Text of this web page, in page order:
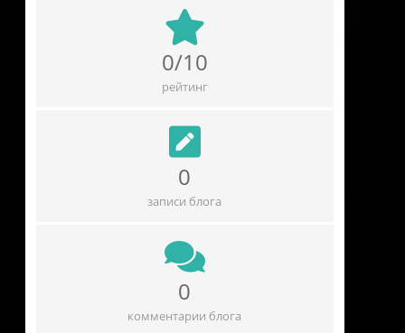
0/10
рейтинг
0
записи блога
0
комментарии блога